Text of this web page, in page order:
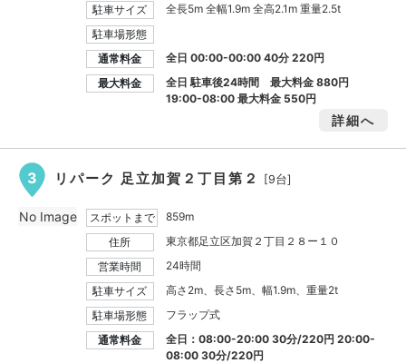
駐車サイズ
全長5m 全幅1.9m 全高2.1m 重量2.5t
駐車場形態
通常料金
全日 00:00-00:00 40分 220円
最大料金
全日 駐車後24時間 最大料金880円
19:00-08:00 最大料金 550円
詳細へ
3 リパーク 足立加賀２丁目第２ [9台]
スポットまで
859m
住所
東京都足立区加賀２丁目２８ー１０
営業時間
24時間
駐車サイズ
高さ2m、長さ5m、幅1.9m、重量2t
駐車場形態
フラップ式
通常料金
全日：08:00-20:00 30分/220円 20:00-
08:00 30分/220円
No Image